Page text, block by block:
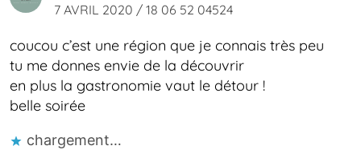
7 AVRIL 2020 / 18 06 52 04524
coucou c’est une région que je connais très peu
tu me donnes envie de la découvrir
en plus la gastronomie vaut le détour !
belle soirée
chargement…